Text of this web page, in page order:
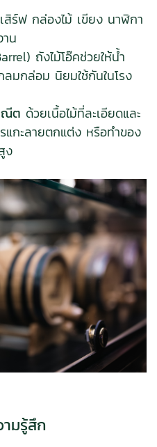
สิร์ฟ กล่องไม้ เขียง นาฬิกา
น
ถังไม้โอ๊คช่วยให้น้ำ
มกล่อม นิยมใช้กันในโรง
ณีต ด้วยเนื้อไม้ที่ละเอียดและ
แกะลายตกแต่ง หรือทำของ
ง
มรู้สึก